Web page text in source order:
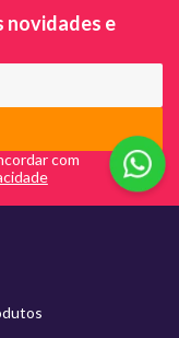
novidades e
com